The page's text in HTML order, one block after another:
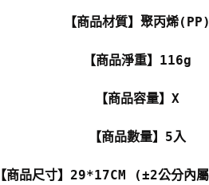
【商品材質】聚丙烯(PP)
【商品淨重】116g
【商品容量】X
【商品數量】5入
【商品尺寸】29*17CM (±2公分內